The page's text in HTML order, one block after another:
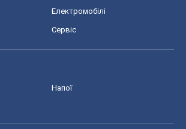
Електромобілі
Сервіс
Напої